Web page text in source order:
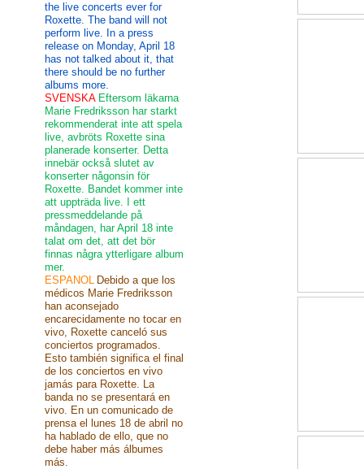
the live concerts ever for
Roxette. The band will not
perform live. In a press
release on Monday, April 18
has not talked about it, that
there should be no further
albums more.
SVENSKA Eftersom läkarna
Marie Fredriksson har starkt
rekommenderat inte att spela
live, avbröts Roxette sina
planerade konserter. Detta
innebär också slutet av
konserter någonsin för
Roxette. Bandet kommer inte
att uppträda live. I ett
pressmeddelande på
måndagen, har April 18 inte
talat om det, att det bör
finnas några ytterligare album
mer.
ESPANOL Debido a que los
médicos Marie Fredriksson
han aconsejado
encarecidamente no tocar en
vivo, Roxette canceló sus
conciertos programados.
Esto también significa el final
de los conciertos en vivo
jamás para Roxette. La
banda no se presentará en
vivo. En un comunicado de
prensa el lunes 18 de abril no
ha hablado de ello, que no
debe haber más álbumes
más.